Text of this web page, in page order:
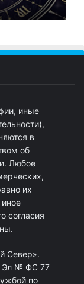
иные
в
об
Любое
их
согласия
Север».
Эл № ФС 77
по